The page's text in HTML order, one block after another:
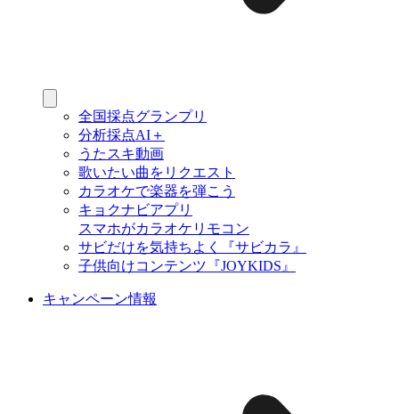
全国採点グランプリ
分析採点AI＋
うたスキ動画
歌いたい曲をリクエスト
カラオケで楽器を弾こう
キョクナビアプリ
スマホがカラオケリモコン
サビだけを気持ちよく『サビカラ』
子供向けコンテンツ『JOYKIDS』
キャンペーン情報